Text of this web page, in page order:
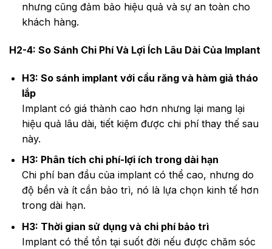
nhưng cũng đảm bảo hiệu quả và sự an toàn cho
khách hàng.
H2-4: So Sánh Chi Phí Và Lợi Ích Lâu Dài Của Implant
H3: So sánh implant với cầu răng và hàm giả tháo
lắp
Implant có giá thành cao hơn nhưng lại mang lại
hiệu quả lâu dài, tiết kiệm được chi phí thay thế sau
này.
H3: Phân tích chi phí-lợi ích trong dài hạn
Chi phí ban đầu của implant có thể cao, nhưng do
độ bền và ít cần bảo trì, nó là lựa chọn kinh tế hơn
trong dài hạn.
H3: Thời gian sử dụng và chi phí bảo trì
Implant có thể tồn tại suốt đời nếu được chăm sóc